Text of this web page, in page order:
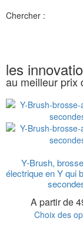
Chercher :
les
au meilleur prix
Y-Brush,
électrique en Y qui
A partir de
Choix des